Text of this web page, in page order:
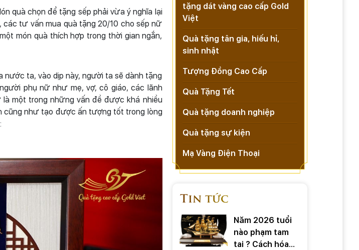
quà chọn để tặng sếp phải vừa ý nghĩa lại
tư vấn mua quà tặng 20/10 cho sếp nữ
món quà thích hợp trong thời gian ngắn,
ta, vào dịp này, người ta sẽ dành tặng
phụ nữ như mẹ, vợ, cô giáo, các lãnh
một trong những vấn đề được khá nhiều
cũng như tạo được ấn tượng tốt trong lòng
tặng dát vàng cao cấp Gold
Việt
Quà tặng tân gia, hiếu hỉ,
sinh nhật
Tượng Đồng Cao Cấp
Quà Tặng Tết
Quà tặng doanh nghiệp
Quà tặng sự kiện
Mạ Vàng Điện Thoại
Tin tức
Năm 2026 tuổi
nào phạm tam
tai ? Cách hóa